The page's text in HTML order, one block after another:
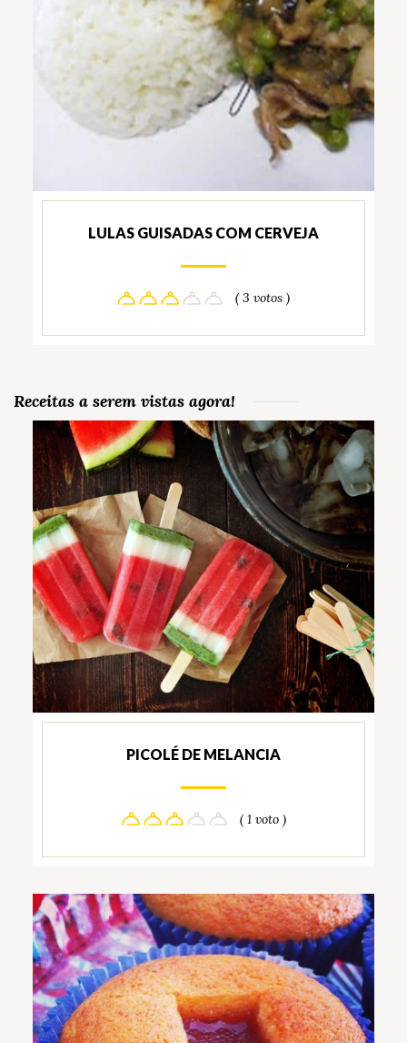
LULAS GUISADAS COM CERVEJA
( 3 votos )
Receitas a serem vistas agora!
PICOLÉ DE MELANCIA
( 1 voto )